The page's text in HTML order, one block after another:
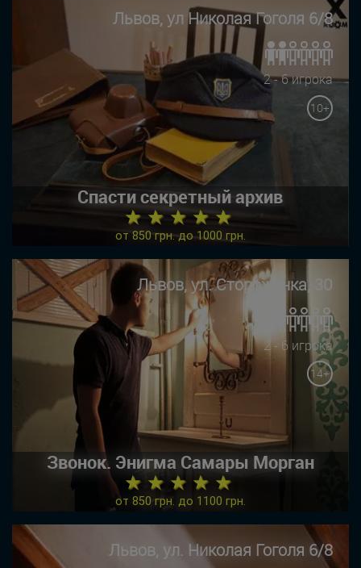
Львов, ул Николая Гоголя 6/8
2 - 6 игрока
10+
Спасти секретный архив
★ ★ ★ ★ ★
от 850 грн. до 1000 грн.
Львов, ул. Стороженка, 30
2 - 6 игрока
14+
Звонок. Энигма Самары Морган
★ ★ ★ ★ ★
от 850 грн. до 1100 грн.
Львов, ул. Николая Гоголя 6/8